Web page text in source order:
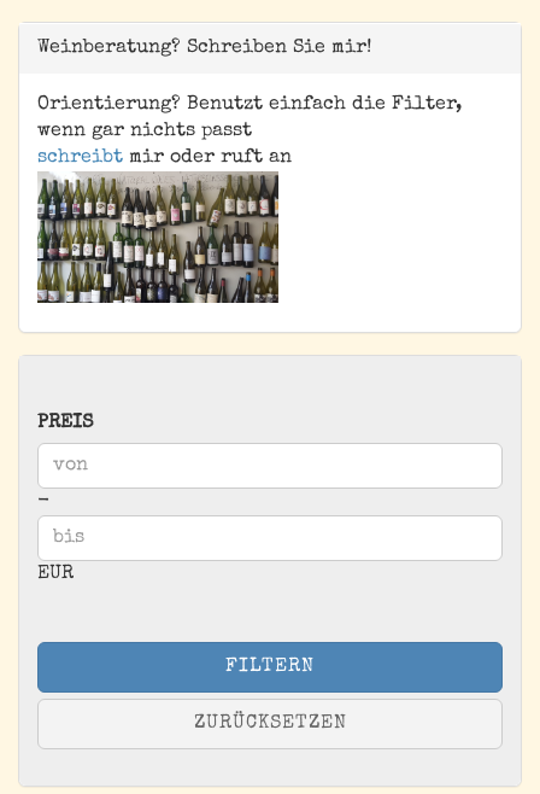
Weinberatung? Schreiben Sie mir!
Orientierung? Benutzt einfach die Filter,
wenn gar nichts passt
schreibt mir oder ruft an
PREIS
PREIS
Preis bis
-
EUR
FILTERN
ZURÜCKSETZEN